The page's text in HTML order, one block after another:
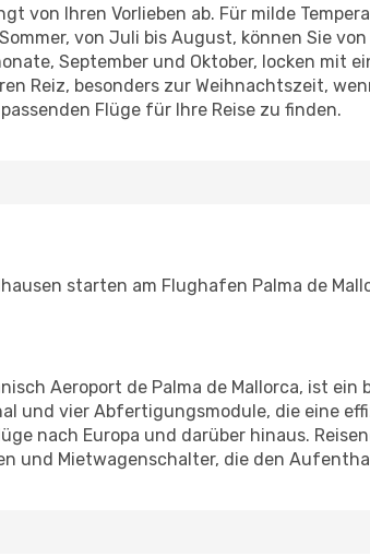
von Ihren Vorlieben ab. Für milde
von Juli bis August, können Sie
September und Oktober, locken mit
Reiz, besonders zur Weihnachtszeit,
Flüge für Ihre Reise zu finden.
starten am Flughafen Palma de
Aeroport de Palma de Mallorca, ist
und vier Abfertigungsmodule, die eine
nach Europa und darüber hinaus.
und Mietwagenschalter, die den